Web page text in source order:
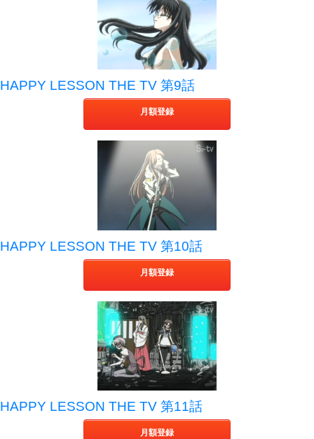
HAPPY LESSON THE TV 第9話
月額登録
HAPPY LESSON THE TV 第10話
月額登録
HAPPY LESSON THE TV 第11話
月額登録